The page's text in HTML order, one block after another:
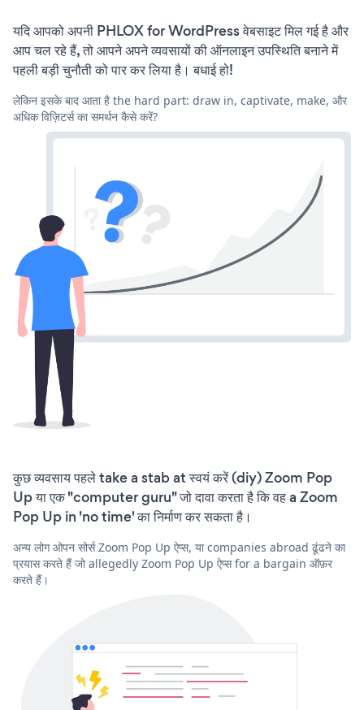
यदि आपको अपनी PHLOX for WordPress वेबसाइट मिल गई है और
आप चल रहे हैं, तो आपने अपने व्यवसायों की ऑनलाइन उपस्थिति बनाने में
पहली बड़ी चुनौती को पार कर लिया है। बधाई हो!
लेकिन इसके बाद आता है the hard part: draw in, captivate, make, और
अधिक विज़िटर्स का समर्थन कैसे करें?
कुछ व्यवसाय पहले take a stab at स्वयं करें (diy) Zoom Pop
Up या एक "computer guru" जो दावा करता है कि वह a Zoom
Pop Up in 'no time' का निर्माण कर सकता है।
अन्य लोग ओपन सोर्स Zoom Pop Up ऐप्स, या companies abroad ढूंढने का
प्रयास करते हैं जो allegedly Zoom Pop Up ऐप्स for a bargain ऑफ़र
करते हैं।